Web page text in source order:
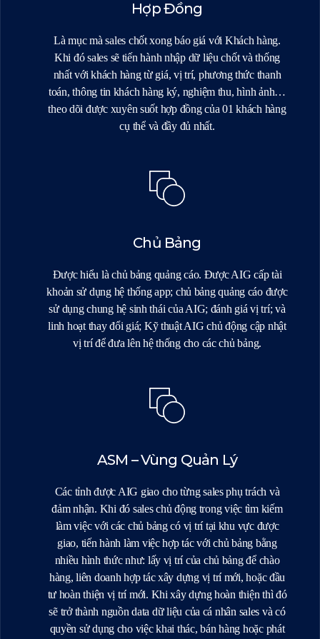
Hợp Đồng
Là mục mà sales chốt xong báo giá với Khách hàng.
Khi đó sales sẽ tiến hành nhập dữ liệu chốt và thống
nhất với khách hàng từ giá, vị trí, phương thức thanh
toán, thông tin khách hàng ký, nghiệm thu, hình ảnh…
theo dõi được xuyên suốt hợp đồng của 01 khách hàng
cụ thể và đầy đủ nhất.
Chủ Bảng
Được hiểu là chủ bảng quảng cáo. Được AIG cấp tài
khoản sử dụng hệ thống app; chủ bảng quảng cáo được
sử dụng chung hệ sinh thái của AIG; đánh giá vị trí; và
linh hoạt thay đổi giá; Kỹ thuật AIG chủ động cập nhật
vị trí để đưa lên hệ thống cho các chủ bảng.
ASM – Vùng Quản Lý
Các tỉnh được AIG giao cho từng sales phụ trách và
đảm nhận. Khi đó sales chủ động trong việc tìm kiếm
làm việc với các chủ bảng có vị trí tại khu vực được
giao, tiến hành làm việc hợp tác với chủ bảng bằng
nhiều hình thức như: lấy vị trí của chủ bảng để chào
hàng, liên doanh hợp tác xây dựng vị trí mới, hoặc đầu
tư hoàn thiện vị trí mới. Khi xây dựng hoàn thiện thì đó
sẽ trở thành nguồn data dữ liệu của cá nhân sales và có
quyền sử dụng cho việc khai thác, bán hàng hoặc phát